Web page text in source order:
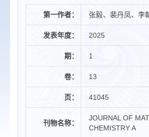
第一作者： 张毅、裴丹凤、李
发表年度： 2025
期： 1
卷： 13
页： 41045
刊物名称：
JOURNAL OF
CHEMISTRY A